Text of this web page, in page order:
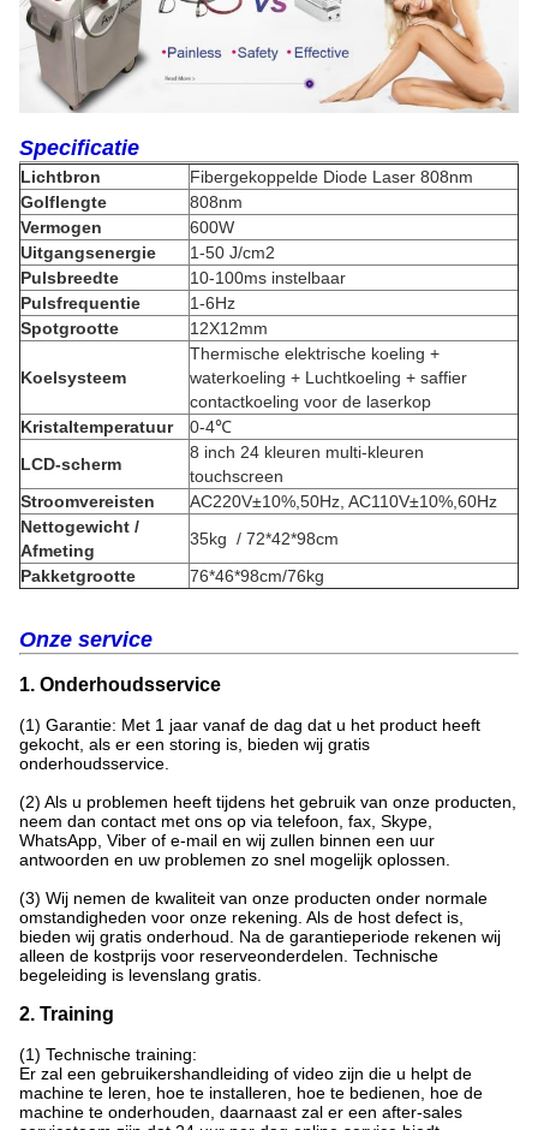
Specificatie
Lichtbron
Fibergekoppelde Diode Laser 808nm
Golflengte
808nm
Vermogen
600W
Uitgangsenergie
1-50 J/cm2
Pulsbreedte
10-100ms instelbaar
Pulsfrequentie
1-6Hz
Spotgrootte
12X12mm
Koelsysteem
Thermische elektrische koeling +
waterkoeling + Luchtkoeling + saffier
contactkoeling voor de laserkop
Kristaltemperatuur
0-4℃
LCD-scherm
8 inch 24 kleuren multi-kleuren
touchscreen
Stroomvereisten
AC220V±10%,50Hz, AC110V±10%,60Hz
Nettogewicht /
Afmeting
35kg / 72*42*98cm
Pakketgrootte
76*46*98cm/76kg
Onze service
1. Onderhoudsservice
(1) Garantie: Met 1 jaar vanaf de dag dat u het product heeft
gekocht, als er een storing is, bieden wij gratis
onderhoudsservice.
(2) Als u problemen heeft tijdens het gebruik van onze producten,
neem dan contact met ons op via telefoon, fax, Skype,
WhatsApp, Viber of e-mail en wij zullen binnen een uur
antwoorden en uw problemen zo snel mogelijk oplossen.
(3) Wij nemen de kwaliteit van onze producten onder normale
omstandigheden voor onze rekening. Als de host defect is,
bieden wij gratis onderhoud. Na de garantieperiode rekenen wij
alleen de kostprijs voor reserveonderdelen. Technische
begeleiding is levenslang gratis.
2. Training
(1) Technische training:
Er zal een gebruikershandleiding of video zijn die u helpt de
machine te leren, hoe te installeren, hoe te bedienen, hoe de
machine te onderhouden, daarnaast zal er een after-sales